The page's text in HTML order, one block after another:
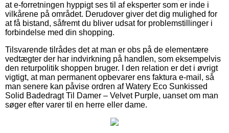
at e-forretningen hyppigt ses til af eksperter som er inde i
vilkårene på området. Derudover giver det dig mulighed for
at få bistand, såfremt du bliver udsat for problemstillinger i
forbindelse med din shopping.
Tilsvarende tilrådes det at man er obs på de elementære
vedtægter der har indvirkning på handlen, som eksempelvis
den returpolitik shoppen bruger. I den relation er det i øvrigt
vigtigt, at man permanent opbevarer ens faktura e-mail, så
man senere kan påvise ordren af Watery Eco Sunkissed
Solid Badedragt Til Damer – Velvet Purple, uanset om man
søger efter varer til en herre eller dame.